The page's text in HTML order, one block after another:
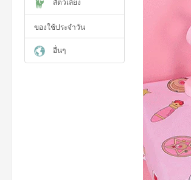
ของใช้ประจำวัน
อื่นๆ